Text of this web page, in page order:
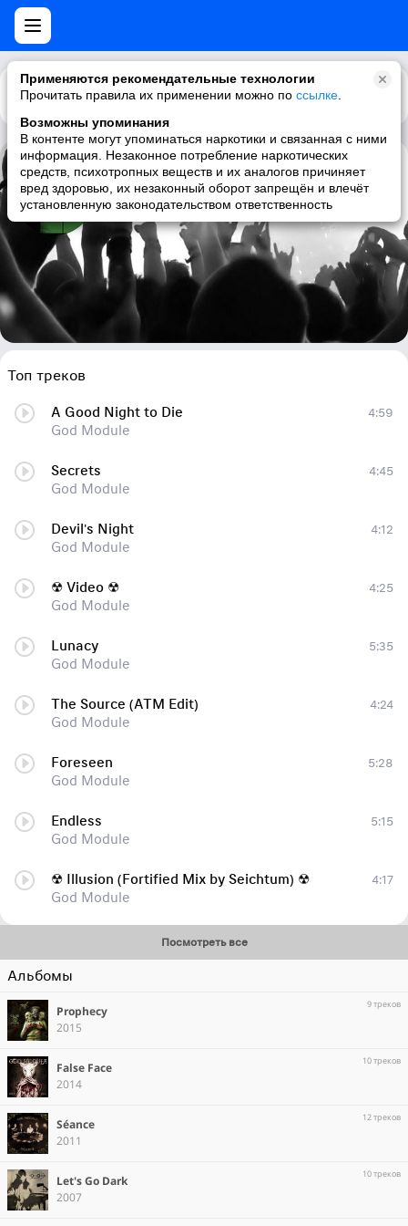
Применяются рекомендательные технологии
Прочитать правила их применении можно по ссылке
Возможны упоминания
В контенте могут упоминаться наркотики и связанная с ними
информация. Незаконное потребление наркотических
средств, психотропных веществ и их аналогов причиняет
вред здоровью, их незаконный оборот запрещён и влечёт
установленную законодательством ответственность
Каталог Рекомендации
God Module
ebm, industrial, dark electro, electronic
Топ треков
A Good Night to Die
God Module
4:59
Secrets
God Module
4:45
Devil's Night
God Module
4:12
☢ Video ☢
God Module
4:25
Lunacy
God Module
5:35
The Source (ATM Edit)
God Module
4:24
Foreseen
God Module
5:28
Endless
God Module
5:15
☢ Illusion (Fortified Mix by Seichtum) ☢
God Module
4:17
Посмотреть все
Альбомы
Prophecy
2015
9 треков
False Face
2014
10 треков
Séance
2011
12 треков
Let's Go Dark
2007
10 треков